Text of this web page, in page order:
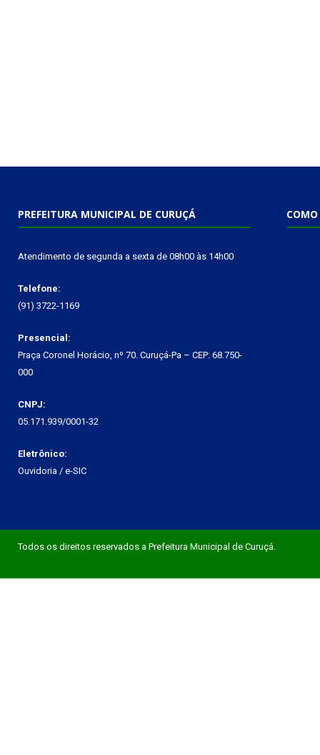
PREFEITURA MUNICIPAL DE CURUÇÁ
Atendimento de segunda a sexta de 08h00 às 14h00
Telefone:
(91) 3722-1169
Presencial:
Praça Coronel Horácio, nº 70. Curuçá-Pa – CEP: 68.750-
000
CNPJ:
05.171.939/0001-32
Eletrônico:
Ouvidoria / e-SIC
COMO
Todos os direitos reservados a Prefeitura Municipal de Curuçá.